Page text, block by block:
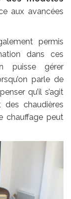
aux avancées
permis
dans ces
puisse gérer
parle de
qu’il s’agit
chaudières
chauffage peut